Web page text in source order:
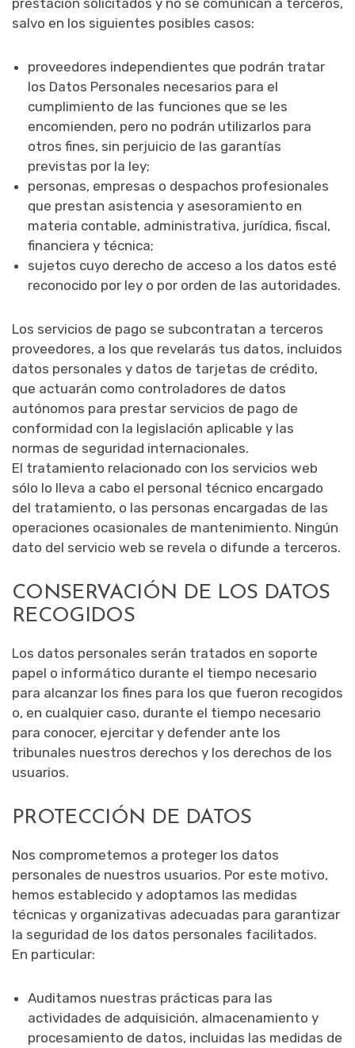
prestación solicitados y no se comunican a terceros,
salvo en los siguientes posibles casos:
proveedores independientes que podrán tratar
los Datos Personales necesarios para el
cumplimiento de las funciones que se les
encomienden, pero no podrán utilizarlos para
otros fines, sin perjuicio de las garantías
previstas por la ley;
personas, empresas o despachos profesionales
que prestan asistencia y asesoramiento en
materia contable, administrativa, jurídica, fiscal,
financiera y técnica;
sujetos cuyo derecho de acceso a los datos esté
reconocido por ley o por orden de las autoridades.
Los servicios de pago se subcontratan a terceros
proveedores, a los que revelarás tus datos, incluidos
datos personales y datos de tarjetas de crédito,
que actuarán como controladores de datos
autónomos para prestar servicios de pago de
conformidad con la legislación aplicable y las
normas de seguridad internacionales.
El tratamiento relacionado con los servicios web
sólo lo lleva a cabo el personal técnico encargado
del tratamiento, o las personas encargadas de las
operaciones ocasionales de mantenimiento. Ningún
dato del servicio web se revela o difunde a terceros.
CONSERVACIÓN DE LOS DATOS
RECOGIDOS
Los datos personales serán tratados en soporte
papel o informático durante el tiempo necesario
para alcanzar los fines para los que fueron recogidos
o, en cualquier caso, durante el tiempo necesario
para conocer, ejercitar y defender ante los
tribunales nuestros derechos y los derechos de los
usuarios.
PROTECCIÓN DE DATOS
Nos comprometemos a proteger los datos
personales de nuestros usuarios. Por este motivo,
hemos establecido y adoptamos las medidas
técnicas y organizativas adecuadas para garantizar
la seguridad de los datos personales facilitados.
En particular:
Auditamos nuestras prácticas para las
actividades de adquisición, almacenamiento y
procesamiento de datos, incluidas las medidas de